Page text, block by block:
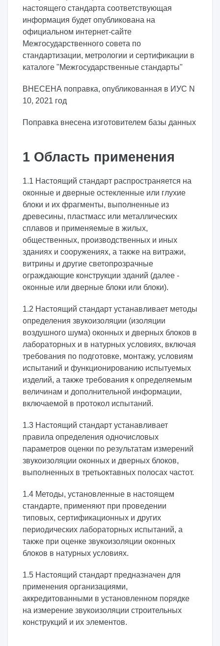
настоящего стандарта соответствующая
информация будет опубликована на
официальном интернет-сайте
Межгосударственного совета по
стандартизации, метрологии и сертификации в
каталоге "Межгосударственные стандарты"
ВНЕСЕНА поправка, опубликованная в ИУС N
10, 2021 год
Поправка внесена изготовителем базы данных
1 Область применения
1.1 Настоящий стандарт распространяется на
оконные и дверные остекленные или глухие
блоки и их фрагменты, выполненные из
древесины, пластмасс или металлических
сплавов и применяемые в жилых,
общественных, производственных и иных
зданиях и сооружениях, а также на витражи,
витрины и другие светопрозрачные
ограждающие конструкции зданий (далее -
оконные или дверные блоки или блоки).
1.2 Настоящий стандарт устанавливает методы
определения звукоизоляции (изоляции
воздушного шума) оконных и дверных блоков в
лабораторных и в натурных условиях, включая
требования по подготовке, монтажу, условиям
испытаний и функционированию испытуемых
изделий, а также требования к определяемым
величинам и дополнительной информации,
включаемой в протокол испытаний.
1.3 Настоящий стандарт устанавливает
правила определения одночисловых
параметров оценки по результатам измерений
звукоизоляции оконных и дверных блоков,
выполненных в третьоктавных полосах частот.
1.4 Методы, установленные в настоящем
стандарте, применяют при проведении
типовых, сертификационных и других
периодических лабораторных испытаний, а
также при оценке звукоизоляции оконных
блоков в натурных условиях.
1.5 Настоящий стандарт предназначен для
применения организациями,
аккредитованными в установленном порядке
на измерение звукоизоляции строительных
конструкций и их элементов.